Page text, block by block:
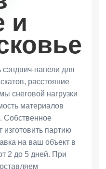
и
панели для
расстояние
снеговой нагрузки
материалов
Собственное
изготовить партию
на ваш объект в
2 до 5 дней. При